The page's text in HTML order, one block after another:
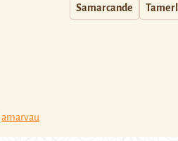
amarvau
Samarcande